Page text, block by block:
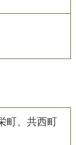
町、共西町